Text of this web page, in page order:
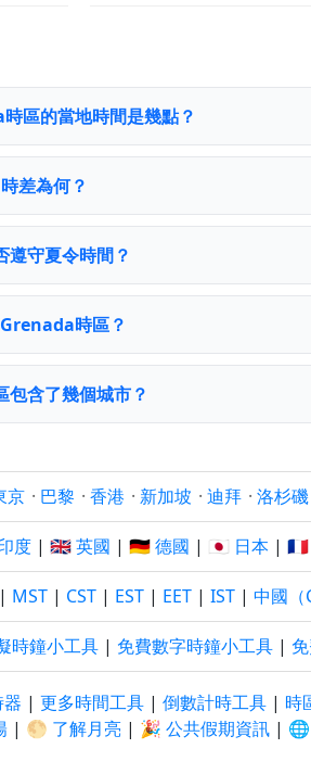
區的當地時間是幾點？
差為何？
守夏令時間？
時區？
含了幾個城市？
京 · 巴黎 · 香港 · 新加坡 · 迪拜 · 洛杉磯
度 | 🇬🇧 英國 | 🇩🇪 德國 | 🇯🇵 日本 | 🇫🇷
| MST | CST | EST | EET | IST | 中國（
時鐘小工具 | 免費數字時鐘小工具 |
| 更多時間工具 | 倒數計時工具 | 時
| 🌕 了解月亮 | 🎉 公共假期資訊 |